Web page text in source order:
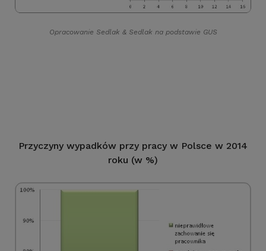
Opracowanie Sedlak &Sedlak na podstawie GUS
Przyczyny wypadków przy pracy w Polsce w 2014
roku (w %)